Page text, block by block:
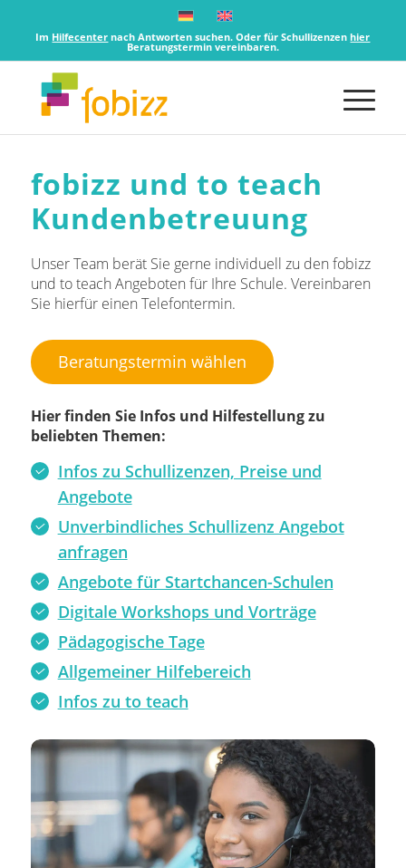
Im Hilfecenter nach Antworten suchen. Oder für Schullizenzenhier
Beratungstermin vereinbaren.
fobizz und to teach
Kundenbetreuung
Unser Team berät Sie gerne individuell zu den fobizz
und to teach Angeboten für Ihre Schule. Vereinbaren
Sie hierfür einen Telefontermin.
Beratungstermin wählen
Hier finden Sie Infos und Hilfestellung zu
beliebten Themen:
Infos zu Schullizenzen, Preise und
Angebote
Unverbindliches Schullizenz Angebot
anfragen
Angebote für Startchancen-Schulen
Digitale Workshops und Vorträge
Pädagogische Tage
Allgemeiner Hilfebereich
Infos zu to teach